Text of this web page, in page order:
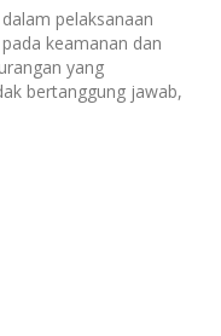
pelaksanaan
keamanan dan
yang
bertanggung jawab,